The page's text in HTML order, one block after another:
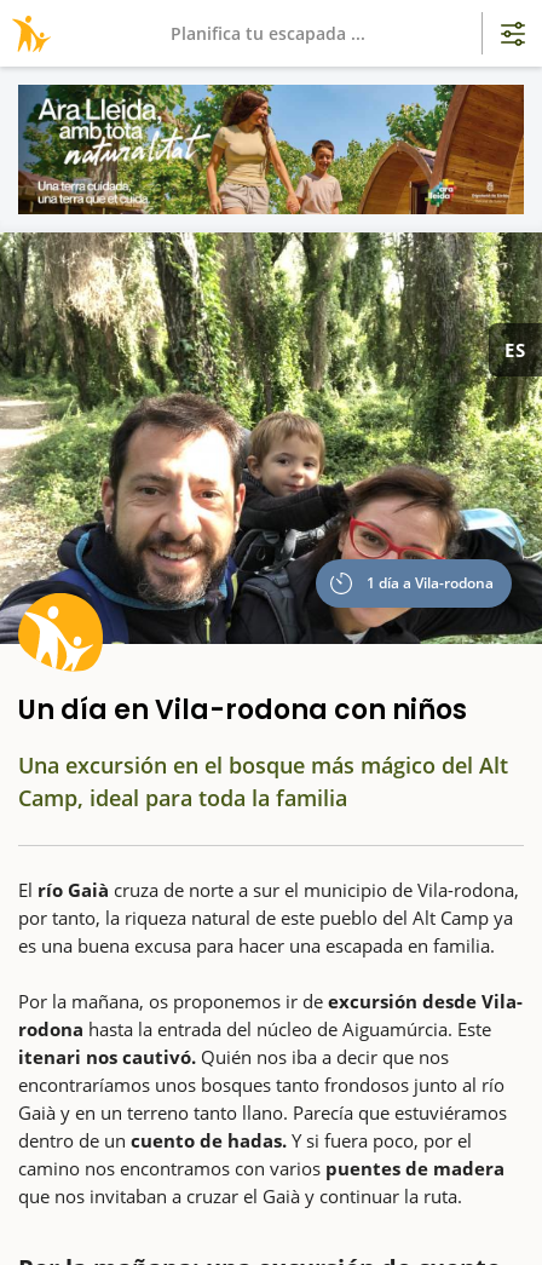
ES
Un día en Vila-rodona con niños
1 día a Vila-rodona
Una excursión en el bosque más mágico del Alt
Camp, ideal para toda la familia
El río Gaià cruza de norte a sur el municipio de Vila-rodona,
por tanto, la riqueza natural de este pueblo del Alt Camp ya
es una buena excusa para hacer una escapada en familia.
Por la mañana, os proponemos ir de excursión desde Vila-
rodona hasta la entrada del núcleo de Aiguamúrcia. Este
itenari nos cautivó. Quién nos iba a decir que nos
encontraríamos unos bosques tanto frondosos junto al río
Gaià y en un terreno tanto llano. Parecía que estuviéramos
dentro de un cuento de hadas. Y si fuera poco, por el
camino nos encontramos con varios puentes de madera
que nos invitaban a cruzar el Gaià y continuar la ruta.
Planifica tu escapada ...